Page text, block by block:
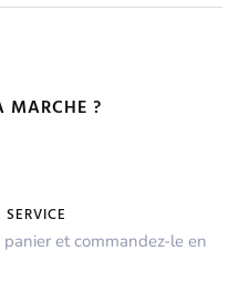
MARCHE ?
et commandez-le en